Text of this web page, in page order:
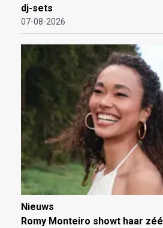
dj-sets
07-08-2026
Nieuws
Romy Monteiro showt haar